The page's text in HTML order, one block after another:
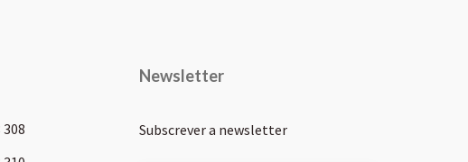
308
Newsletter
Subscrever a newsletter